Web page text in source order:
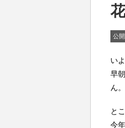
公
い
早
ん。
と
今